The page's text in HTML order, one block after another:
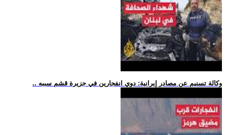
.. وكالة تسنيم عن مصادر إيرانية: دوي انفجارين في جزيرة قشم سببه